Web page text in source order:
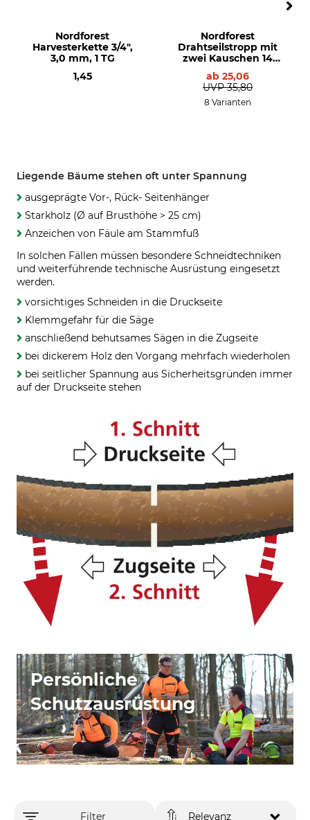
Nordforest
Harvesterkette 3/4",
3,0 mm, 1 TG
1,45
Nordforest
Drahtseilstropp mit
zwei Kauschen 14
ab 25,06
UVP 35,80
8 Varianten
Liegende Bäume stehen oft unter Spannung
ausgeprägte Vor-, Rück- Seitenhänger
Starkholz (Ø auf Brusthöhe > 25 cm)
Anzeichen von Fäule am Stammfuß
In solchen Fällen müssen besondere Schneidtechniken
und weiterführende technische Ausrüstung eingesetzt
werden.
vorsichtiges Schneiden in die Druckseite
Klemmgefahr für die Säge
anschließend behutsames Sägen in die Zugseite
bei dickerem Holz den Vorgang mehrfach wiederholen
bei seitlicher Spannung aus Sicherheitsgründen immer
auf der Druckseite stehen
Persönliche
Schutzausrüstung
Filter Relevanz